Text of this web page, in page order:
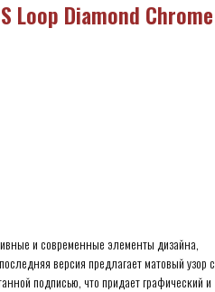
Loop Diamond Chrome
и современные элементы дизайна,
версия предлагает матовый узор с
подписью, что придает графический и